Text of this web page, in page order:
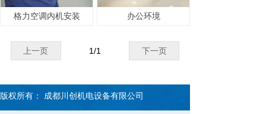
格力空调内机安装 办公环境
上一页 下一页
1/1
版权所有： 成都川创机电设备有限公司